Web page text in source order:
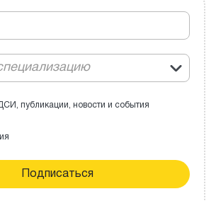
публикации, новости и события